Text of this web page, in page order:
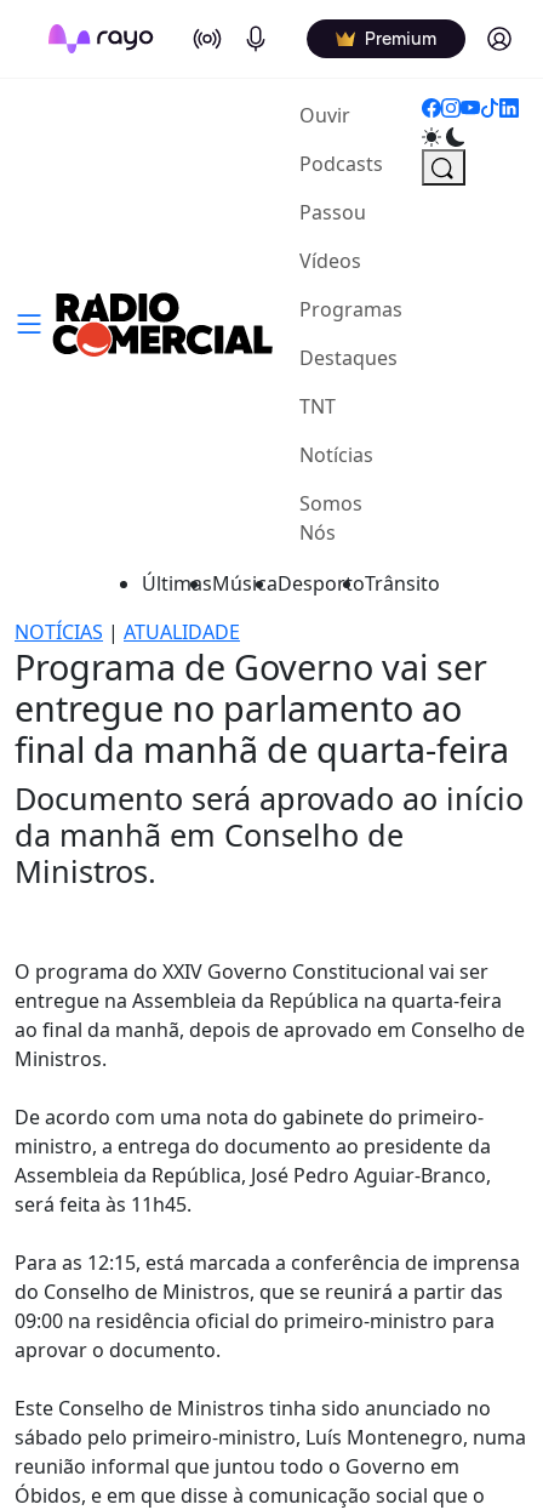
On Air Podcasts Premium Log in
Ouvir(current)
Podcasts
Passou
Vídeos
Programas
Destaques
TNT
Notícias
Somos
Nós
ÚltimasMúsicaDesportoTrânsito
NOTÍCIAS | ATUALIDADE
Programa de Governo vai ser
entregue no parlamento ao
final da manhã de quarta-feira
Documento será aprovado ao início
da manhã em Conselho de
Ministros.
O programa do XXIV Governo Constitucional vai ser
entregue na Assembleia da República na quarta-feira
ao final da manhã, depois de aprovado em Conselho de
Ministros.
De acordo com uma nota do gabinete do primeiro-
ministro, a entrega do documento ao presidente da
Assembleia da República, José Pedro Aguiar-Branco,
será feita às 11h45.
Para as 12:15, está marcada a conferência de imprensa
do Conselho de Ministros, que se reunirá a partir das
09:00 na residência oficial do primeiro-ministro para
aprovar o documento.
Este Conselho de Ministros tinha sido anunciado no
sábado pelo primeiro-ministro, Luís Montenegro, numa
reunião informal que juntou todo o Governo em
Óbidos, e em que disse à comunicação social que o